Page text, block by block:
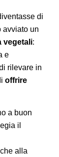
di
avviato un
vegetali:
e
rilevare in
offrire
a buon
il
alla